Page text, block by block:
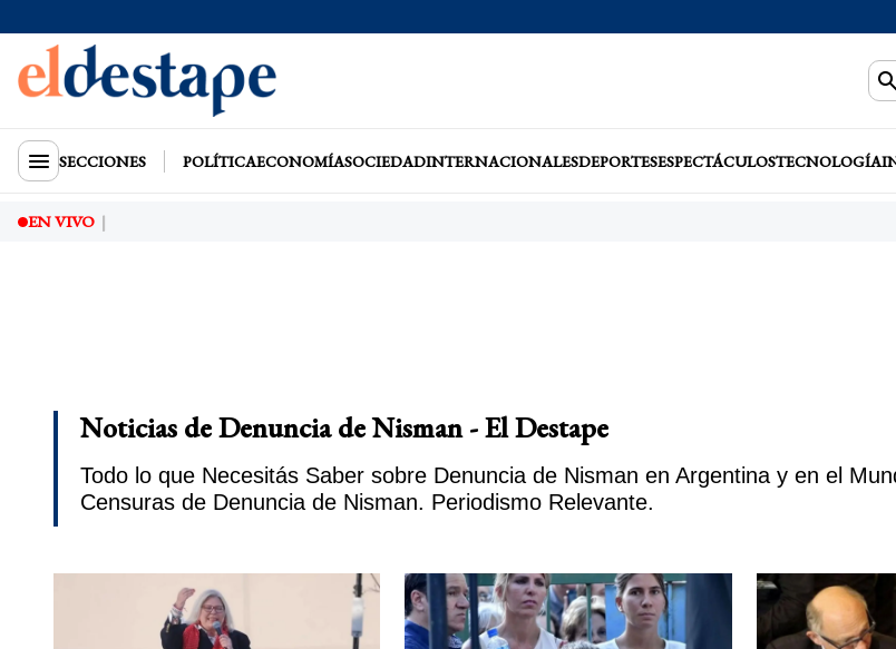
SECCIONES POLÍTICAECONOMÍASOCIEDADINTERNACIONALESDEPORTESESPECTÁCULOSTECNOLOGÍA
EN VIVO
Noticias de Denuncia de Nisman - El Destape
Todo lo que Necesitás Saber sobre Denuncia de Nisman en Argentina y en el
Censuras de Denuncia de Nisman. Periodismo Relevante.